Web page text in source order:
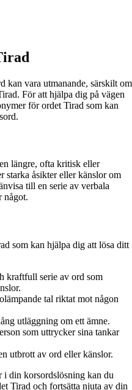
kan vara utmanande, särskilt om
För att hjälpa dig på vägen
för ordet Tirad som kan
längre, ofta kritisk eller
starka åsikter eller känslor om
till en serie av verbala
något.
som kan hjälpa dig att lösa ditt
kraftfull serie av ord som
tal riktat mot någon
utläggning om ett ämne.
som uttrycker sina tankar
utbrott av ord eller känslor.
i din korsordslösning kan du
Tirad och fortsätta njuta av din